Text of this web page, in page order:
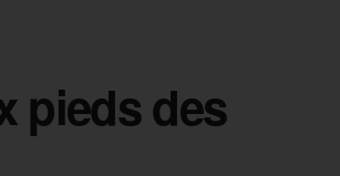
pieds des